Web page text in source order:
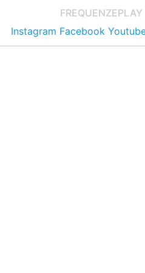
FREQUENZEPLAY
Instagram Facebook